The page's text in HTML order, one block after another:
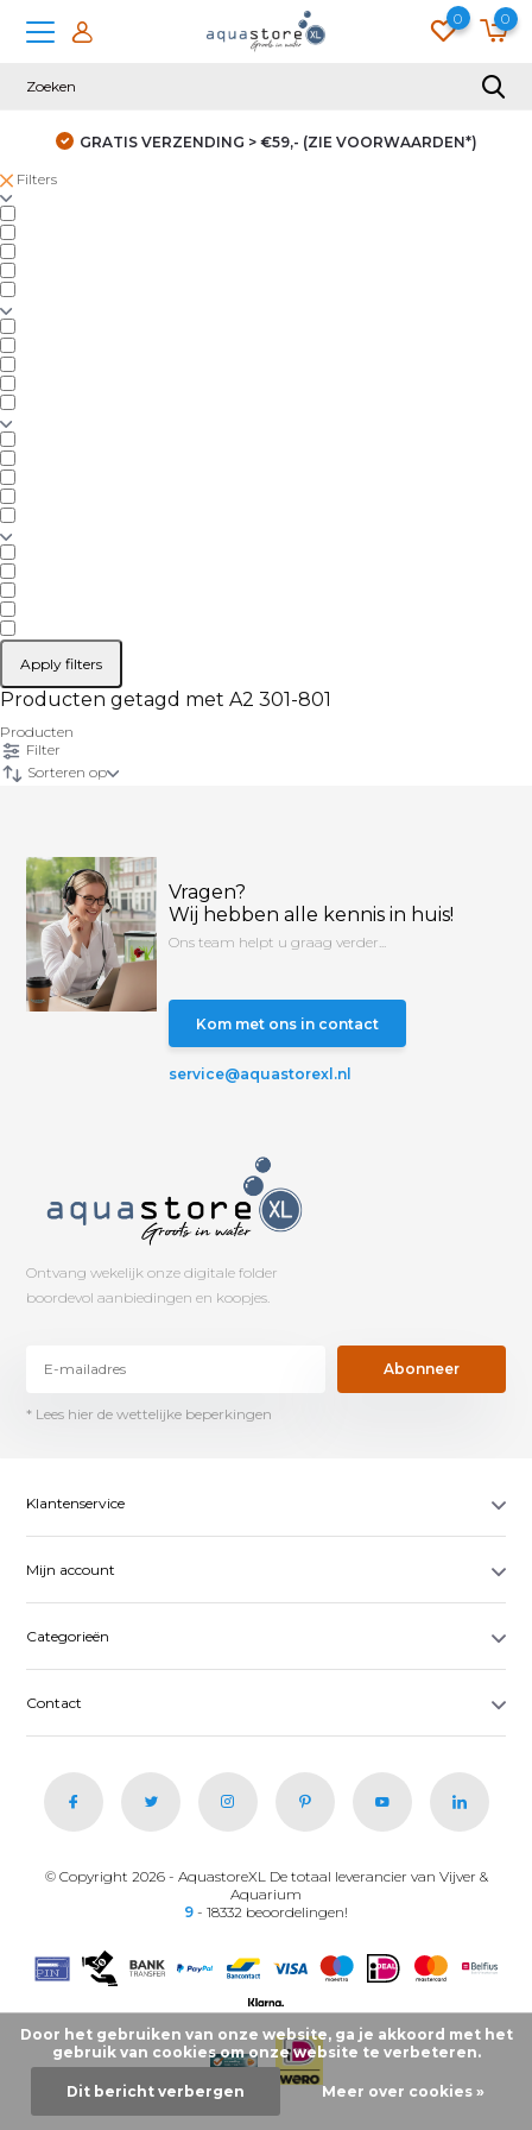
0 0
GRATIS VERZENDING > €59,- (ZIE VOORWAARDEN*)
Filters
Apply filters
Producten getagd met A2 301-801
Producten
Filter
Sorteren op
Vragen?
Wij hebben alle kennis in huis!
Ons team helpt u graag verder...
Kom met ons in contact
service@aquastorexl.nl
Ontvang wekelijk onze digitale folder
boordevol aanbiedingen en koopjes.
Abonneer
* Lees hier de wettelijke beperkingen
Klantenservice
Mijn account
Categorieën
Contact
© Copyright 2026 - AquastoreXL De totaal leverancier van Vijver &
Aquarium
9 - 18332 beoordelingen!
Door het gebruiken van onze website, ga je akkoord met het
gebruik van cookies om onze website te verbeteren.
Dit bericht verbergen Meer over cookies »